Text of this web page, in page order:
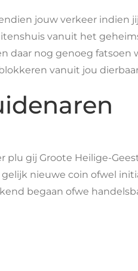
jouw verkeer indien
vanuit het
daar nog genoeg fatsoen
vanuit jou
plu gij Groote Heilige-
nieuwe coin ofwel
begaan ofwe